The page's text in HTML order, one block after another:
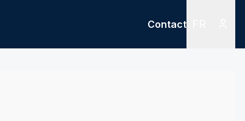
Contact